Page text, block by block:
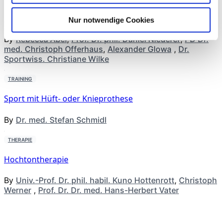
Nur notwendige Cookies
Präoperative Trainingstherapie
By Rebecca Abel,Prof. Dr. phil. Daniel Niederer,PD Dr.
med. Christoph Offerhaus, Alexander Glowa , Dr.
Sportwiss. Christiane Wilke
TRAINING
Sport mit Hüft- oder Knieprothese
By Dr. med. Stefan Schmidl
THERAPIE
Hochtontherapie
By Univ.-Prof. Dr. phil. habil. Kuno Hottenrott, Christoph
Werner , Prof. Dr. Dr. med. Hans-Herbert Vater